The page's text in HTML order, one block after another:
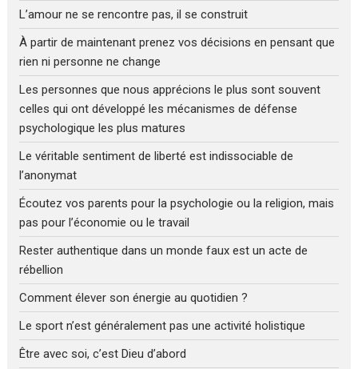
L’amour ne se rencontre pas, il se construit
À partir de maintenant prenez vos décisions en pensant que
rien ni personne ne change
Les personnes que nous apprécions le plus sont souvent
celles qui ont développé les mécanismes de défense
psychologique les plus matures
Le véritable sentiment de liberté est indissociable de
l’anonymat
Écoutez vos parents pour la psychologie ou la religion, mais
pas pour l’économie ou le travail
Rester authentique dans un monde faux est un acte de
rébellion
Comment élever son énergie au quotidien ?
Le sport n’est généralement pas une activité holistique
Être avec soi, c’est Dieu d’abord